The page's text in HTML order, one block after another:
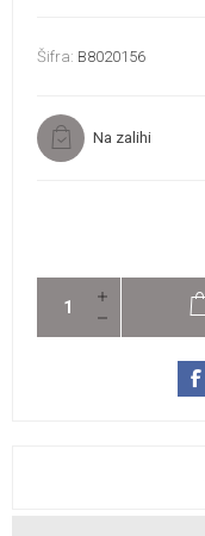
Šifra: B8020156
Na zalihi